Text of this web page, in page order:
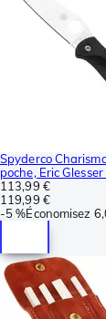
Spyderco
poche, Eric
113,99 €
119,99 €
-5 %Économisez